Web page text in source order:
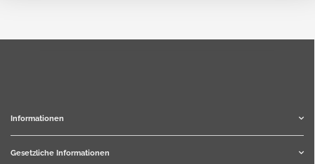
Informationen
Gesetzliche Informationen